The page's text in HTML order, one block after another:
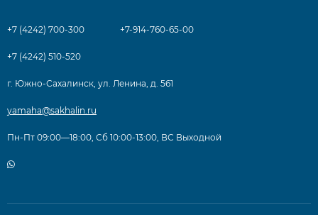
+7 (4242) 700-300 +7-914-760-65-00
+7 (4242) 510-520
г. Южно-Сахалинск, ул. Ленина, д. 561
yamaha@sakhalin.ru
Пн-Пт 09:00—18:00, Сб 10:00-13:00, ВС Выходной